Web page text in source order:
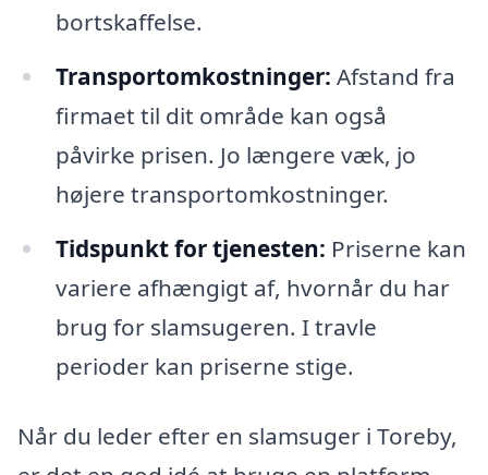
bortskaffelse.
Transportomkostninger: Afstand fra
firmaet til dit område kan også
påvirke prisen. Jo længere væk, jo
højere transportomkostninger.
Tidspunkt for tjenesten: Priserne kan
variere afhængigt af, hvornår du har
brug for slamsugeren. I travle
perioder kan priserne stige.
Når du leder efter en slamsuger i Toreby,